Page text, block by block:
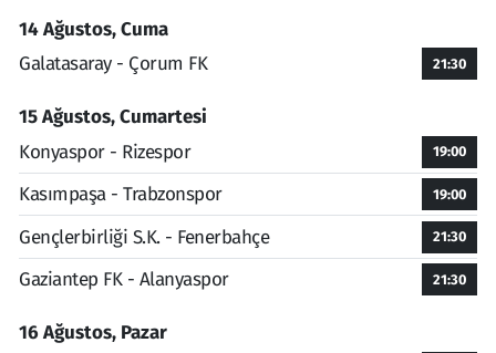
14 Ağustos, Cuma
Galatasaray - Çorum FK
21:30
15 Ağustos, Cumartesi
Konyaspor - Rizespor
19:00
Kasımpaşa - Trabzonspor 19:00
Gençlerbirliği S.K. - Fenerbahçe 21:30
Gaziantep FK - Alanyaspor 21:30
16 Ağustos, Pazar